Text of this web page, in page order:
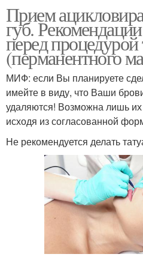
Прием
губ.
перед процедурой
(перманентного
МИФ: если Вы планируете
имейте в виду, что Ваши
удаляются! Возможна лишь
исходя из согласованной
Не рекомендуется делать